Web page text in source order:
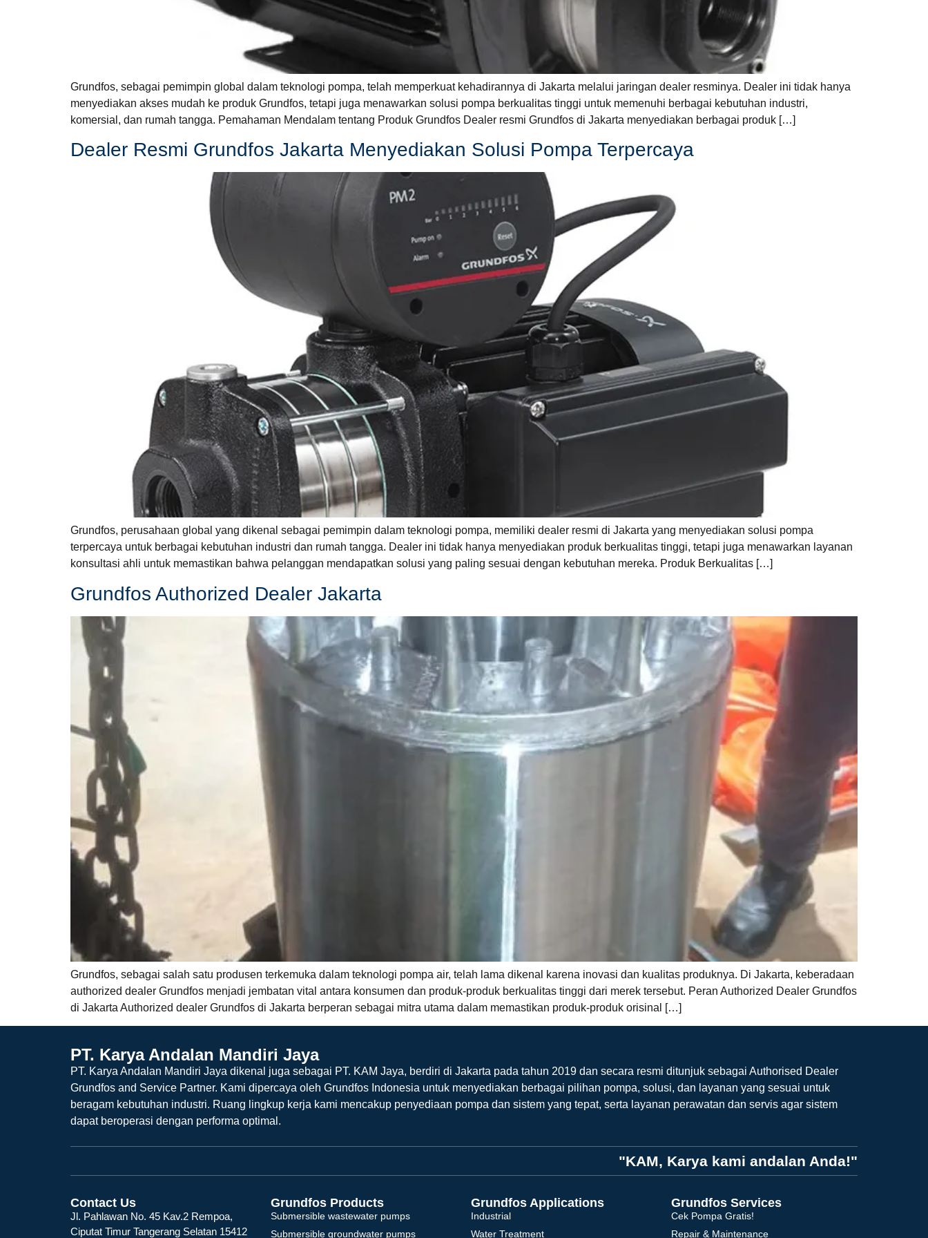
Grundfos, sebagai pemimpin global dalam teknologi pompa, telah memperkuat kehadirannya di Jakarta melalui jaringan dealer resminya. Dealer ini tidak hanya
menyediakan akses mudah ke produk Grundfos, tetapi juga menawarkan solusi pompa berkualitas tinggi untuk memenuhi berbagai kebutuhan industri,
komersial, dan rumah tangga. Pemahaman Mendalam tentang Produk Grundfos Dealer resmi Grundfos di Jakarta menyediakan berbagai produk […]
Dealer Resmi Grundfos Jakarta Menyediakan Solusi Pompa Terpercaya
Grundfos, perusahaan global yang dikenal sebagai pemimpin dalam teknologi pompa, memiliki dealer resmi di Jakarta yang menyediakan solusi pompa
terpercaya untuk berbagai kebutuhan industri dan rumah tangga. Dealer ini tidak hanya menyediakan produk berkualitas tinggi, tetapi juga menawarkan layanan
konsultasi ahli untuk memastikan bahwa pelanggan mendapatkan solusi yang paling sesuai dengan kebutuhan mereka. Produk Berkualitas […]
Grundfos Authorized Dealer Jakarta
Grundfos, sebagai salah satu produsen terkemuka dalam teknologi pompa air, telah lama dikenal karena inovasi dan kualitas produknya. Di Jakarta, keberadaan
authorized dealer Grundfos menjadi jembatan vital antara konsumen dan produk-produk berkualitas tinggi dari merek tersebut. Peran Authorized Dealer Grundfos
di Jakarta Authorized dealer Grundfos di Jakarta berperan sebagai mitra utama dalam memastikan produk-produk orisinal […]
PT. Karya Andalan Mandiri Jaya
PT. Karya Andalan Mandiri Jaya dikenal juga sebagai PT. KAM Jaya, berdiri di Jakarta pada tahun 2019 dan secara resmi ditunjuk sebagai Authorised Dealer
Grundfos and Service Partner. Kami dipercaya oleh Grundfos Indonesia untuk menyediakan berbagai pilihan pompa, solusi, dan layanan yang sesuai untuk
beragam kebutuhan industri. Ruang lingkup kerja kami mencakup penyediaan pompa dan sistem yang tepat, serta layanan perawatan dan servis agar sistem
dapat beroperasi dengan performa optimal.
"KAM, Karya kami andalan Anda!"
Contact Us
Jl. Pahlawan No. 45 Kav.2 Rempoa,
Ciputat Timur Tangerang Selatan 15412
Grundfos Products
Submersible wastewater pumps
Submersible groundwater pumps
Grundfos Applications
Industrial
Water Treatment
Grundfos Services
Cek Pompa Gratis!
Repair & Maintenance